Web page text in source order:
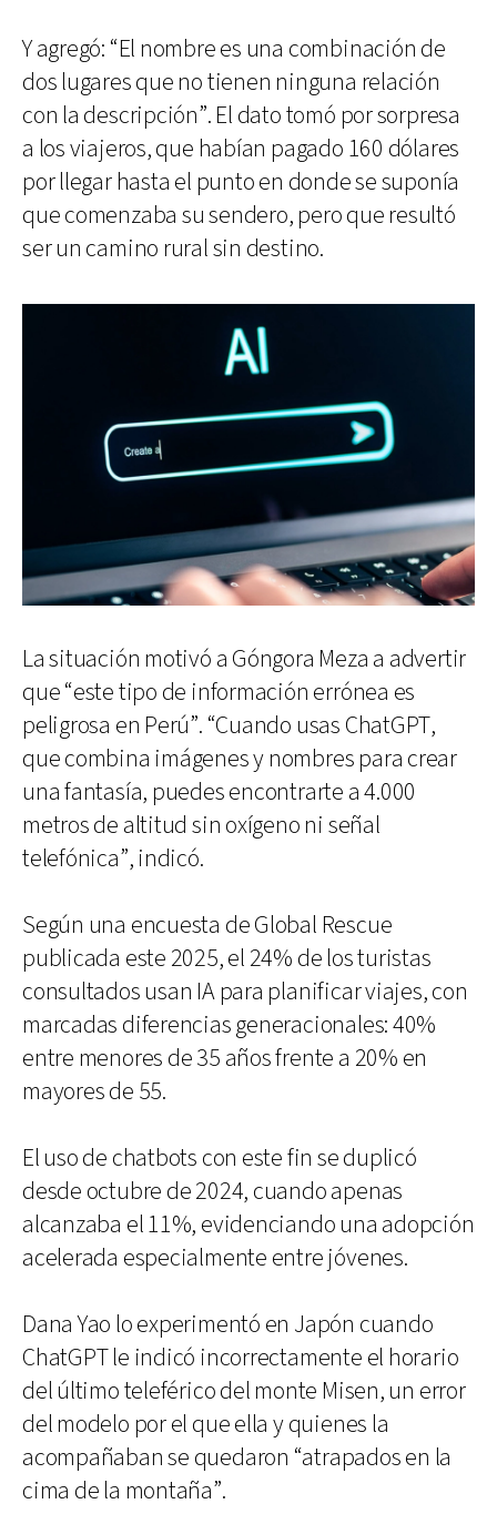
Y agregó: “El nombre es una combinación de
dos lugares que no tienen ninguna relación
con la descripción”. El dato tomó por sorpresa
a los viajeros, que habían pagado 160 dólares
por llegar hasta el punto en donde se suponía
que comenzaba su sendero, pero que resultó
ser un camino rural sin destino.
La situación motivó a Góngora Meza a advertir
que “este tipo de información errónea es
peligrosa en Perú”. “Cuando usas ChatGPT,
que combina imágenes y nombres para crear
una fantasía, puedes encontrarte a 4.000
metros de altitud sin oxígeno ni señal
telefónica”, indicó.
Según una encuesta de Global Rescue
publicada este 2025, el 24% de los turistas
consultados usan IA para planificar viajes, con
marcadas diferencias generacionales: 40%
entre menores de 35 años frente a 20% en
mayores de 55.
El uso de chatbots con este fin se duplicó
desde octubre de 2024, cuando apenas
alcanzaba el 11%, evidenciando una adopción
acelerada especialmente entre jóvenes.
Dana Yao lo experimentó en Japón cuando
ChatGPT le indicó incorrectamente el horario
del último teleférico del monte Misen, un error
del modelo por el que ella y quienes la
acompañaban se quedaron “atrapados en la
cima de la montaña”.